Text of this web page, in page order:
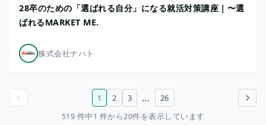
28卒のための「選ばれる自分」になる就活対策講座｜〜選
ばれるMARKET ME.
株式会社ナハト
次のページ
1 2 3 …
26
519 件中1 件から20件を表示しています